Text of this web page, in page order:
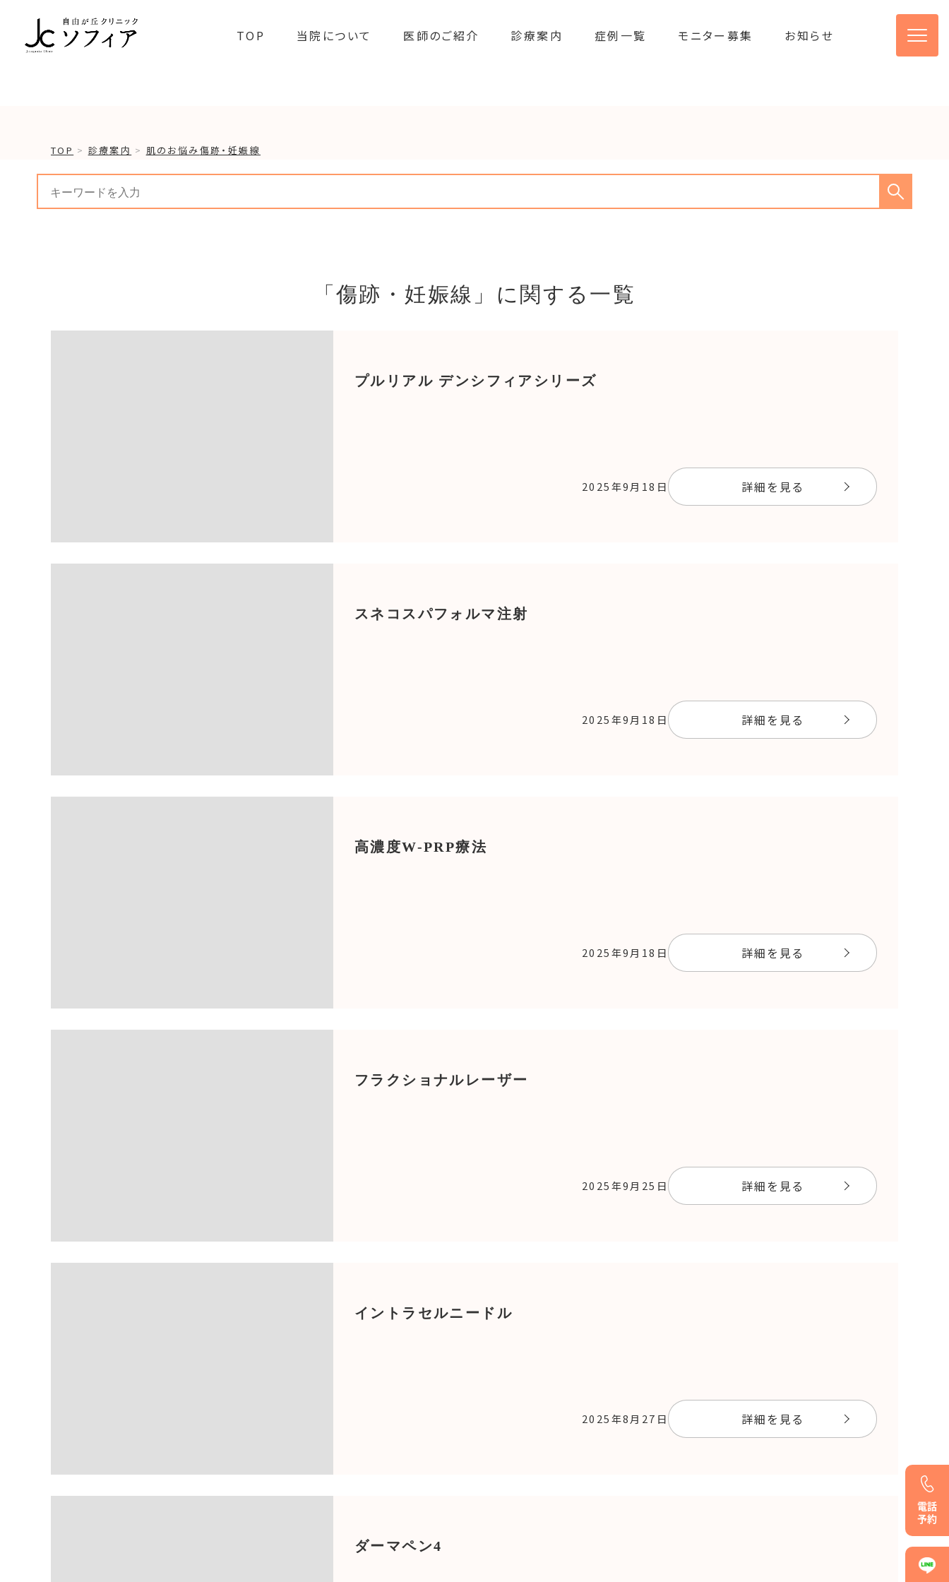
電話
予約
TOP 当院について 医師のご紹介 診療案内 症例一覧 モニター募集 お知らせ
TOP 診療案内 肌のお悩み傷跡・妊娠線
「傷跡・妊娠線」に関する一覧
プルリアル デンシフィアシリーズ
2025年9月18日 詳細を見る
スネコスパフォルマ注射
2025年9月18日 詳細を見る
高濃度W-PRP療法
2025年9月18日 詳細を見る
フラクショナルレーザー
2025年9月25日 詳細を見る
イントラセルニードル
2025年8月27日 詳細を見る
ダーマペン4